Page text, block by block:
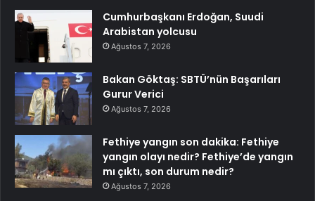
Cumhurbaşkanı Erdoğan, Suudi
Arabistan yolcusu
Ağustos 7, 2026
Bakan Göktaş: SBTÜ’nün Başarıları
Gurur Verici
Ağustos 7, 2026
Fethiye yangın son dakika: Fethiye
yangın olayı nedir? Fethiye’de yangın
mı çıktı, son durum nedir?
Ağustos 7, 2026